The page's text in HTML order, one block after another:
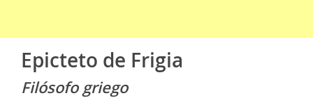
Epicteto de Frigia
Filósofo griego